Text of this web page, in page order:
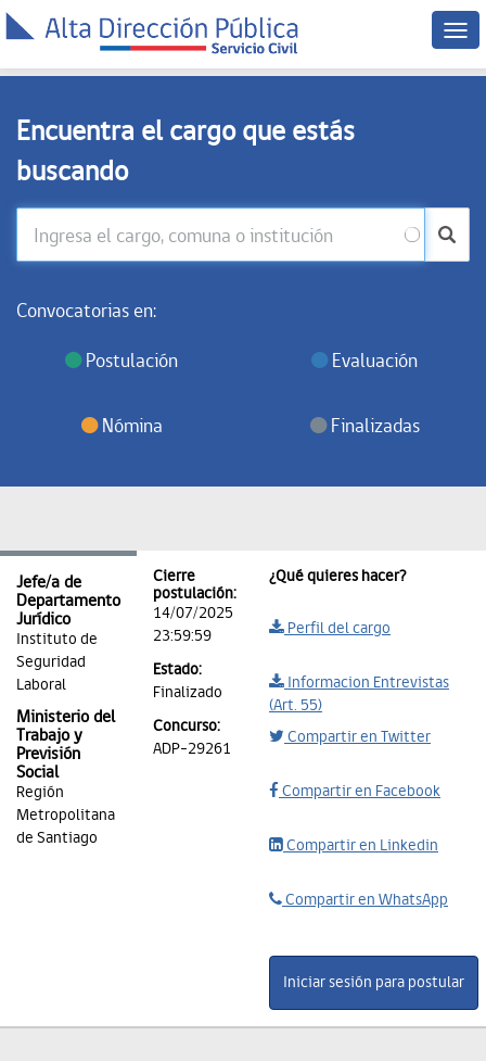
Encuentra el cargo que estás
buscando
Convocatorias en:
Postulación Evaluación
Nómina Finalizadas
Jefe/a de
Departamento
Jurídico
Instituto de
Seguridad
Laboral
Ministerio del
Trabajo y
Previsión
Social
Región
Metropolitana
de Santiago
Cierre
postulación:
14/07/2025
23:59:59
Estado:
Finalizado
Concurso:
ADP-29261
¿Qué quieres hacer?
Perfil del cargo
Informacion Entrevistas
(Art. 55)
Compartir en Twitter
Compartir en Facebook
Compartir en Linkedin
Compartir en WhatsApp